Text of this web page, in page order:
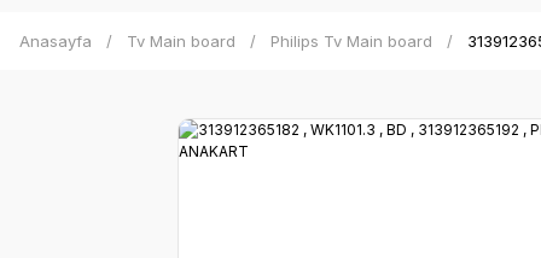
Anasayfa Tv Main board Philips Tv Main board